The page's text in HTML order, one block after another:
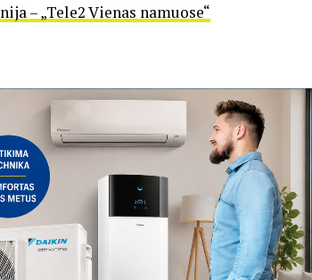
– „Tele2 Vienas namuose“